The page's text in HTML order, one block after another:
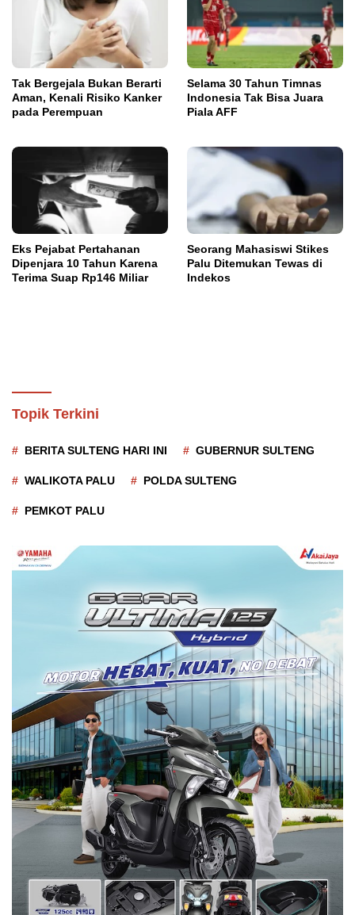
Tak Bergejala Bukan Berarti
Aman, Kenali Risiko Kanker
pada Perempuan
Selama 30 Tahun Timnas
Indonesia Tak Bisa Juara
Piala AFF
Eks Pejabat Pertahanan
Dipenjara 10 Tahun Karena
Terima Suap Rp146 Miliar
Seorang Mahasiswi Stikes
Palu Ditemukan Tewas di
Indekos
Topik Terkini
BERITA SULTENG HARI INI GUBERNUR SULTENG
WALIKOTA PALU POLDA SULTENG
PEMKOT PALU